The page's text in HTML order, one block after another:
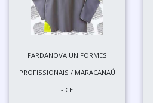
FARDANOVA UNIFORMES
PROFISSIONAIS / MARACANAÚ
- CE